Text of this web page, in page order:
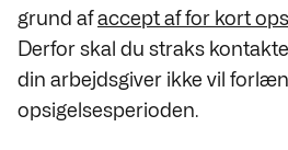
grund afaccept af for kort
Derfor skal du straks kontakte
din arbejdsgiver ikke vil
opsigelsesperioden.